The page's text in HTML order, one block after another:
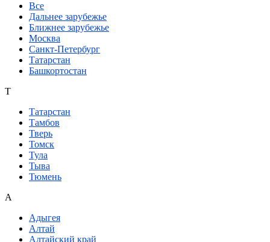
Все
Дальнее зарубежье
Ближнее зарубежье
Москва
Санкт-Петербург
Татарстан
Башкортостан
Т
Татарстан
Тамбов
Тверь
Томск
Тула
Тыва
Тюмень
А
Адыгея
Алтай
Алтайский край